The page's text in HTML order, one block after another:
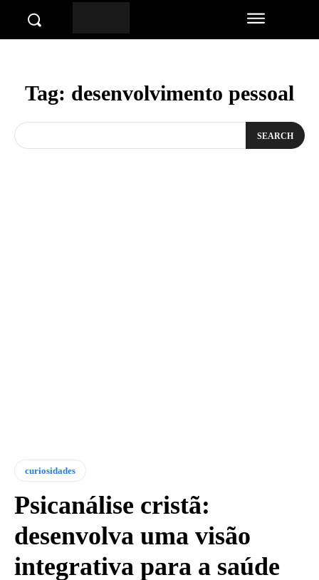
Tag: desenvolvimento pessoal
SEARCH
curiosidades
Psicanálise cristã:
desenvolva uma visão
integrativa para a saúde